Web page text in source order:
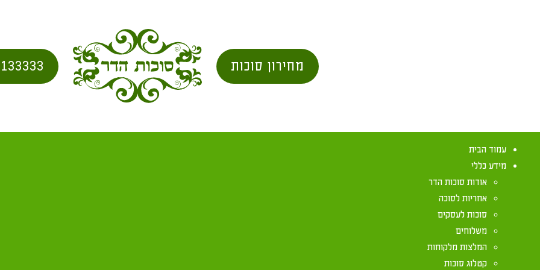
מחירון סוכות
עמוד הבית
מידע כללי
אודות סוכות הדר
אחריות לסוכה
סוכות לעסקים
משלוחים
המלצות מלקוחות
קטלוג סוכות